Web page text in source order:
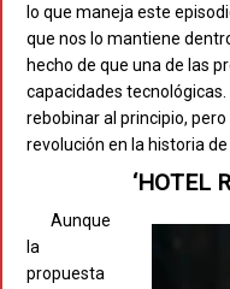
lo que maneja este
que nos lo mantiene
hecho de que una de las
capacidades
rebobinar al principio,
revolución en la historia de
‘HOTEL
Aunque
la
propuesta